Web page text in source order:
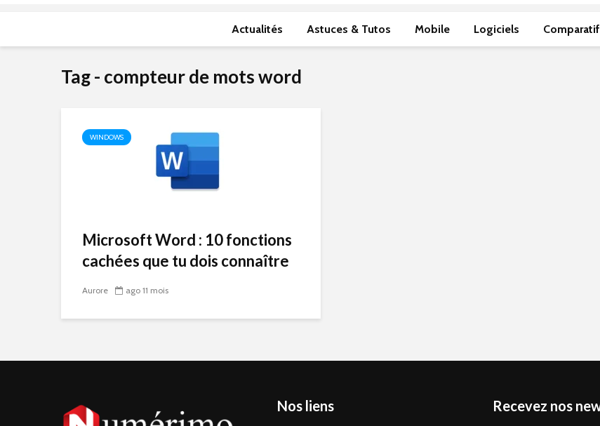
Actualités Astuces & Tutos Mobile Logiciels
Tag - compteur de mots word
WINDOWS
Microsoft Word : 10 fonctions
cachées que tu dois connaître
Aurore ago 11 mois
Nos liens Recevez nos